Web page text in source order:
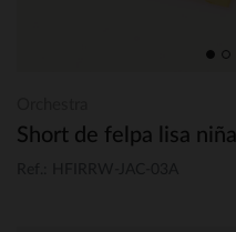
Short de felpa lisa niña